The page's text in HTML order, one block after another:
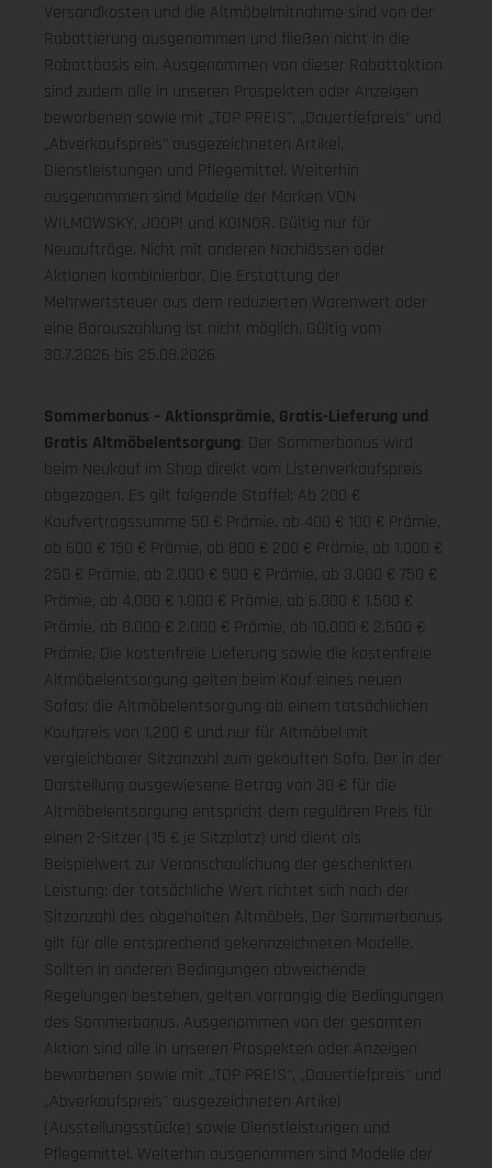
Versandkosten und die Altmöbelmitnahme sind von der
Rabattierung ausgenommen und fließen nicht in die
Rabattbasis ein. Ausgenommen von dieser Rabattaktion
sind zudem alle in unseren Prospekten oder Anzeigen
beworbenen sowie mit „TOP PREIS", „Dauertiefpreis" und
„Abverkaufspreis" ausgezeichneten Artikel,
Dienstleistungen und Pflegemittel. Weiterhin
ausgenommen sind Modelle der Marken VON
WILMOWSKY, JOOP! und KOINOR. Gültig nur für
Neuaufträge. Nicht mit anderen Nachlässen oder
Aktionen kombinierbar. Die Erstattung der
Mehrwertsteuer aus dem reduzierten Warenwert oder
eine Barauszahlung ist nicht möglich. Gültig vom
30.7.2026 bis 25.08.2026
Sommerbonus – Aktionsprämie, Gratis-Lieferung und
Gratis Altmöbelentsorgung: Der Sommerbonus wird
beim Neukauf im Shop direkt vom Listenverkaufspreis
abgezogen. Es gilt folgende Staffel: Ab 200 €
Kaufvertragssumme 50 € Prämie, ab 400 € 100 € Prämie,
ab 600 € 150 € Prämie, ab 800 € 200 € Prämie, ab 1.000 €
250 € Prämie, ab 2.000 € 500 € Prämie, ab 3.000 € 750 €
Prämie, ab 4.000 € 1.000 € Prämie, ab 6.000 € 1.500 €
Prämie, ab 8.000 € 2.000 € Prämie, ab 10.000 € 2.500 €
Prämie. Die kostenfreie Lieferung sowie die kostenfreie
Altmöbelentsorgung gelten beim Kauf eines neuen
Sofas; die Altmöbelentsorgung ab einem tatsächlichen
Kaufpreis von 1.200 € und nur für Altmöbel mit
vergleichbarer Sitzanzahl zum gekauften Sofa. Der in der
Darstellung ausgewiesene Betrag von 30 € für die
Altmöbelentsorgung entspricht dem regulären Preis für
einen 2-Sitzer (15 € je Sitzplatz) und dient als
Beispielwert zur Veranschaulichung der geschenkten
Leistung; der tatsächliche Wert richtet sich nach der
Sitzanzahl des abgeholten Altmöbels. Der Sommerbonus
gilt für alle entsprechend gekennzeichneten Modelle.
Sollten in anderen Bedingungen abweichende
Regelungen bestehen, gelten vorrangig die Bedingungen
des Sommerbonus. Ausgenommen von der gesamten
Aktion sind alle in unseren Prospekten oder Anzeigen
beworbenen sowie mit „TOP PREIS", „Dauertiefpreis" und
„Abverkaufspreis" ausgezeichneten Artikel
(Ausstellungsstücke) sowie Dienstleistungen und
Pflegemittel. Weiterhin ausgenommen sind Modelle der